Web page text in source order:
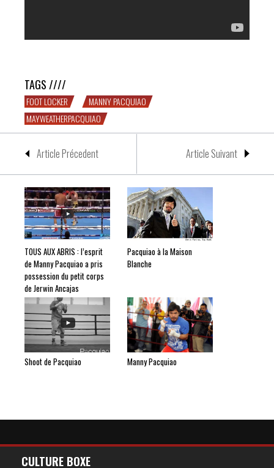
TAGS ////
FOOT LOCKER
MANNY PACQUIAO
MAYWEATHERPACQUIAO
Article Précedent Article Suivant
TOUS AUX ABRIS : l’esprit
de Manny Pacquiao a pris
possession du petit corps
de Jerwin Ancajas
Pacquiao à la Maison
Blanche
Shoot de Pacquiao Manny Pacquiao
CULTURE BOXE